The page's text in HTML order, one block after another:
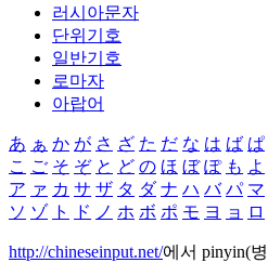
러시아문자
단위기호
일반기호
로마자
아랍어
あ ぁ か が さ ざ た だ な は ば ぱ
こ ご そ ぞ と ど の ほ ぼ ぽ も よ
ア ァ カ サ ザ タ ダ ナ ハ バ パ マ
ソ ゾ ト ド ノ ホ ボ ポ モ ヨ ョ ロ
http://chineseinput.net/에서 pinyin(